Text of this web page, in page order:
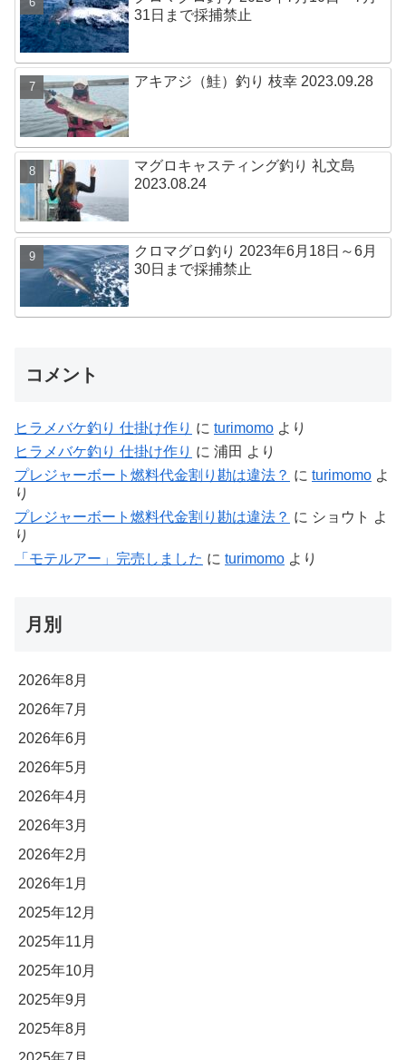
31日まで採捕禁止
アキアジ（鮭）釣り 枝幸 2023.09.28
マグロキャスティング釣り 礼文島
2023.08.24
クロマグロ釣り 2023年6月18日～6月
30日まで採捕禁止
コメント
ヒラメバケ釣り 仕掛け作り に turimomo より
ヒラメバケ釣り 仕掛け作り に 浦田 より
プレジャーボート燃料代金割り勘は違法？ に turimomo よ
り
プレジャーボート燃料代金割り勘は違法？ に ショウト よ
り
「モテルアー」完売しました に turimomo より
月別
2026年8月
2026年7月
2026年6月
2026年5月
2026年4月
2026年3月
2026年2月
2026年1月
2025年12月
2025年11月
2025年10月
2025年9月
2025年8月